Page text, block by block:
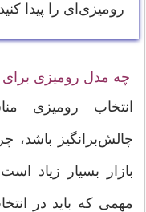
رومیزی‌ای را پیدا
چه مدل رومیزی
انتخاب رومیزی
چالش‌برانگیز
بازار بسیار زیاد
مهمی که باید در